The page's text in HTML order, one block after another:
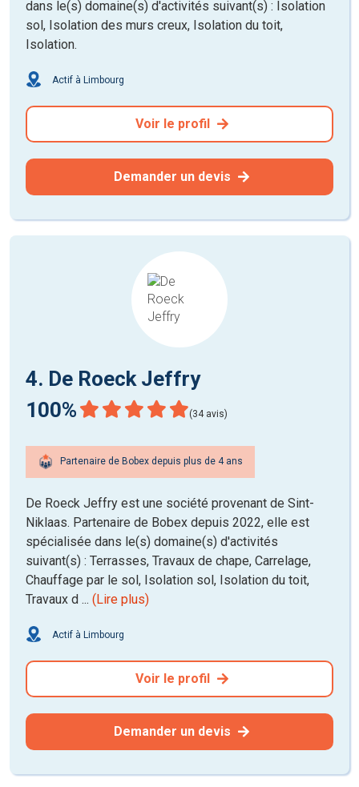
dans le(s) domaine(s) d'activités suivant(s) : Isolation
sol, Isolation des murs creux, Isolation du toit,
Isolation.
Actif à Limbourg
Voir le profil
Demander un devis
4. De Roeck Jeffry
100%
(34 avis)
Partenaire de Bobex depuis plus de 4 ans
De Roeck Jeffry est une société provenant de Sint-
Niklaas. Partenaire de Bobex depuis 2022, elle est
spécialisée dans le(s) domaine(s) d'activités
suivant(s) : Terrasses, Travaux de chape, Carrelage,
Chauffage par le sol, Isolation sol, Isolation du toit,
Travaux d ... (Lire plus)
Actif à Limbourg
Voir le profil
Demander un devis